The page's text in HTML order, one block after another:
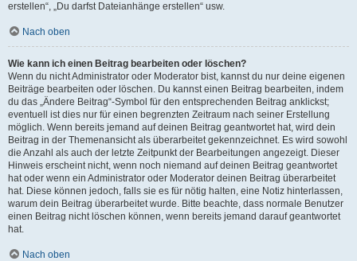
erstellen“, „Du darfst Dateianhänge erstellen“ usw.
Nach oben
Wie kann ich einen Beitrag bearbeiten oder löschen?
Wenn du nicht Administrator oder Moderator bist, kannst du nur deine eigenen
Beiträge bearbeiten oder löschen. Du kannst einen Beitrag bearbeiten, indem
du das „Ändere Beitrag“-Symbol für den entsprechenden Beitrag anklickst;
eventuell ist dies nur für einen begrenzten Zeitraum nach seiner Erstellung
möglich. Wenn bereits jemand auf deinen Beitrag geantwortet hat, wird dein
Beitrag in der Themenansicht als überarbeitet gekennzeichnet. Es wird sowohl
die Anzahl als auch der letzte Zeitpunkt der Bearbeitungen angezeigt. Dieser
Hinweis erscheint nicht, wenn noch niemand auf deinen Beitrag geantwortet
hat oder wenn ein Administrator oder Moderator deinen Beitrag überarbeitet
hat. Diese können jedoch, falls sie es für nötig halten, eine Notiz hinterlassen,
warum dein Beitrag überarbeitet wurde. Bitte beachte, dass normale Benutzer
einen Beitrag nicht löschen können, wenn bereits jemand darauf geantwortet
hat.
Nach oben